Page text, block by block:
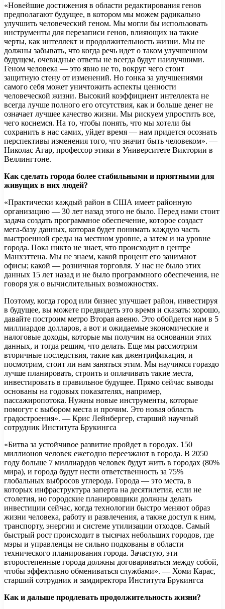
«Новейшие достижения в области редактирования генов
предполагают будущее, в котором мы можем радикально
улучшить человеческий геном. Мы могли бы использовать
инструменты для перезаписи генов, влияющих на такие
черты, как интеллект и продолжительность жизни. Мы не
должны забывать, что когда речь идет о таком улучшенном
будущем, очевидные ответы не всегда будут наилучшими.
Геном человека — это явно не то, вокруг чего стоит
защитную стену от изменений. Но гонка за улучшениями
самого себя может уничтожить аспекты ценности
человеческой жизни. Высокий коэффициент интеллекта не
всегда лучше полного его отсутствия, как и больше денег не
означает лучшее качество жизни. Мы рискуем упростить все,
чего коснемся. На то, чтобы понять, что мы хотели бы
сохранить в нас самих, уйдет время — нам придется осознать
перспективы изменения того, что значит быть человеком». —
Николас Агар, профессор этики в Университете Виктории в
Веллингтоне.
Как сделать города более стабильными и приятными для
живущих в них людей?
«Практически каждый район в США имеет районную
организацию — 30 лет назад этого не было. Перед нами стоит
задача создать программное обеспечение, которое создаст
мега-базу данных, которая будет понимать каждую часть
выстроенной среды на местном уровне, а затем и на уровне
города. Пока никто не знает, что происходит в центре
Манхэттена. Мы не знаем, какой процент его занимают
офисы; какой — розничная торговля. У нас не было этих
данных 15 лет назад и не было программного обеспечения, не
говоря уж о вычислительных возможностях.
Поэтому, когда город или бизнес улучшает район, инвестируя
в будущее, вы можете предвидеть это время и сказать: хорошо,
давайте построим метро Вторая авеню. Это обойдется нам в 5
миллиардов долларов, а вот и ожидаемые экономические и
налоговые доходы, которые мы получим на основании этих
данных, и тогда решим, что делать. Еще мы рассмотрим
вторичные последствия, такие как джентрификация, и
посмотрим, стоит ли нам заняться этим. Мы научимся гораздо
лучше планировать, строить и оплачивать такие места,
инвестировать в правильное будущее. Прямо сейчас выводы
основаны на годовых показателях, например,
пассажиропотока. Нужны новые инструменты, которые
помогут с выбором места и прочим. Это новая область
градостроения». — Крис Лейнбергер, старший научный
сотрудник Института Брукингса
«Битва за устойчивое развитие пройдет в городах. 150
миллионов человек ежегодно переезжают в города. В 2050
году больше 7 миллиардов человек будут жить в городах (80%
мира), и города будут нести ответственность за 75%
глобальных выбросов углерода. Города — это места, в
которых инфраструктура заперта на десятилетия, если не
столетия, но городские планировщики должны делать
инвестиции сейчас, когда технологии быстро меняют образ
жизни человека, работу и развлечения, а также доступ к ним,
транспорту, энергии и системе утилизации отходов. Самый
быстрый рост происходит в тысячах небольших городов, где
мэры и управленцы не сильно подкованы в области
технического планирования города. Зачастую, эти
второстепенные города должны договариваться между собой,
чтобы эффективно обмениваться службами». — Хоми Карас,
старший сотрудник и замдиректора Института Брукингса
Как и дальше продлевать продолжительность жизни?